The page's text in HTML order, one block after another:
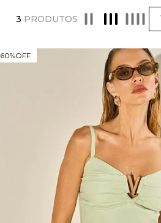
3 PRODUTOS
60%OFF